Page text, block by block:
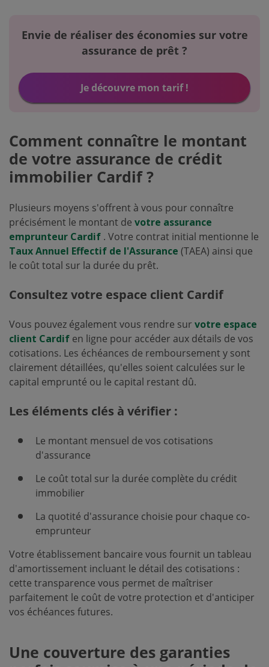
Envie de réaliser des économies sur votre
assurance de prêt ?
Je découvre mon tarif !
Comment connaître le montant
de votre assurance de crédit
immobilier Cardif ?
Plusieurs moyens s'offrent à vous pour connaître
précisément le montant de votre assurance
emprunteur Cardif . Votre contrat initial mentionne le
Taux Annuel Effectif de l'Assurance (TAEA) ainsi que
le coût total sur la durée du prêt.
Consultez votre espace client Cardif
Vous pouvez également vous rendre sur votre espace
client Cardif en ligne pour accéder aux détails de vos
cotisations. Les échéances de remboursement y sont
clairement détaillées, qu'elles soient calculées sur le
capital emprunté ou le capital restant dû.
Les éléments clés à vérifier :
Le montant mensuel de vos cotisations
d'assurance
Le coût total sur la durée complète du crédit
immobilier
La quotité d'assurance choisie pour chaque co-
emprunteur
Votre établissement bancaire vous fournit un tableau
d'amortissement incluant le détail des cotisations :
cette transparence vous permet de maîtriser
parfaitement le coût de votre protection et d'anticiper
vos échéances futures.
Une couverture des garanties